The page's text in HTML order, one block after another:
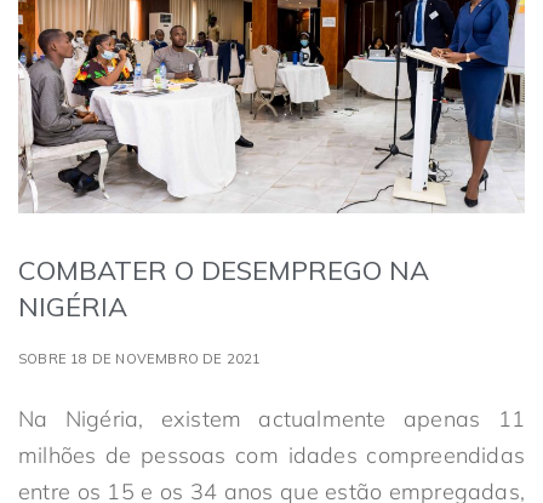
COMBATER O DESEMPREGO NA
NIGÉRIA
SOBRE 18 DE NOVEMBRO DE 2021
Na Nigéria, existem actualmente apenas 11
milhões de pessoas com idades compreendidas
entre os 15 e os 34 anos que estão empregadas,